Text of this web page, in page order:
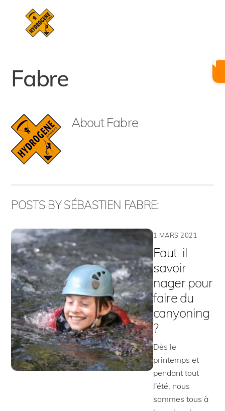
content
Fabre
AboutFabre
POSTS BY SÉBASTIEN FABRE:
1 MARS 2021
Faut-il
savoir
nager pour
faire du
canyoning
?
Dès le
printemps et
pendant tout
l’été, nous
sommes tous à